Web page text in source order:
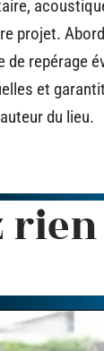
projet.
de repérage
et
du lieu.